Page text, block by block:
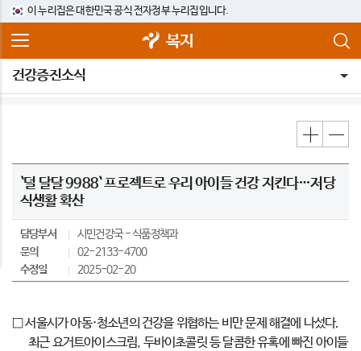
이 누리집은 대한민국 공식 전자정부 누리집입니다.
복지
건강증진소식
`덜 달달 9988` 프로젝트로 우리 아이들 건강 지킨다…저당
식생활 확산
담당부서 시민건강국
식품정책과
문의
02-2133-4700
수정일
2025-02-20
□ 서울시가 아동·청소년의 건강을 위협하는 비만 문제 해결에 나섰다.
최근 요거트아이스크림, 두바이초콜릿 등 달콤한 유혹에 빠진 아이들